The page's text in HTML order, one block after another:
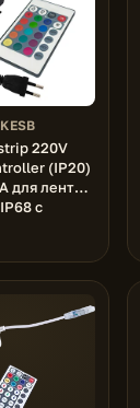
220V
(IP20)
для ленты
с